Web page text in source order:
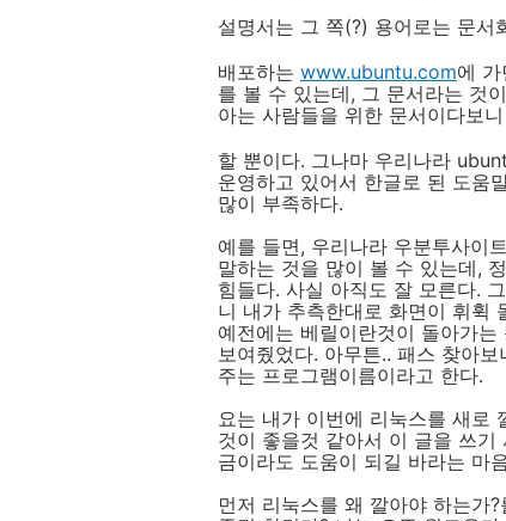
설명서는 그 쪽(?) 용어로는 문
배포하는 www.ubuntu.com에
를 볼 수 있는데, 그 문서라는 것
아는 사람들을 위한 문서이다보
할 뿐이다. 그나마 우리나라
운영하고 있어서 한글로 된 도움
많이 부족하다.
예를 들면, 우리나라 우분투사이
말하는 것을 많이 볼 수 있는데,
힘들다. 사실 아직도 잘 모른다.
니 내가 추측한대로 화면이 휘휙
예전에는 베릴이란것이 돌아가
보여줬었다. 아무튼.. 패스 찾아
주는 프로그램이름이라고 한다.
요는 내가 이번에 리눅스를 새로
것이 좋을것 같아서 이 글을 쓰
금이라도 도움이 되길 바라는 마
먼저 리눅스를 왜 깔아야 하는가